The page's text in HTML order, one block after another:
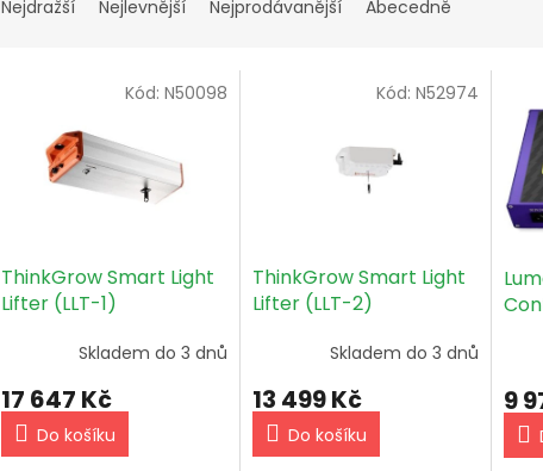
Nejdražší Nejlevnější Nejprodávanější Abecedně
o
dThinkGrow Smart Light
Lifter (LLT-1)
Skladem do 3 dnů
17 647 Kč
Do košíku
Kód: N50098
ThinkGrow Smart Light
Lifter (LLT-2)
Skladem do 3 dnů
13 499 Kč
Do košíku
Kód: N52974
9